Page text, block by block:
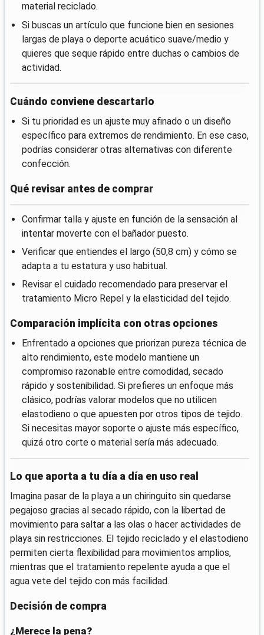
material reciclado.
Si buscas un artículo que funcione bien en sesiones
largas de playa o deporte acuático suave/medio y
quieres que seque rápido entre duchas o cambios de
actividad.
Cuándo conviene descartarlo
Si tu prioridad es un ajuste muy afinado o un diseño
específico para extremos de rendimiento. En ese caso,
podrías considerar otras alternativas con diferente
confección.
Qué revisar antes de comprar
Confirmar talla y ajuste en función de la sensación al
intentar moverte con el bañador puesto.
Verificar que entiendes el largo (50,8 cm) y cómo se
adapta a tu estatura y uso habitual.
Revisar el cuidado recomendado para preservar el
tratamiento Micro Repel y la elasticidad del tejido.
Comparación implícita con otras opciones
Enfrentado a opciones que priorizan pureza técnica de
alto rendimiento, este modelo mantiene un
compromiso razonable entre comodidad, secado
rápido y sostenibilidad. Si prefieres un enfoque más
clásico, podrías valorar modelos que no utilicen
elastodieno o que apuesten por otros tipos de tejido.
Si necesitas mayor soporte o ajuste más específico,
quizá otro corte o material sería más adecuado.
Lo que aporta a tu día a día en uso real
Imagina pasar de la playa a un chiringuito sin quedarse
pegajoso gracias al secado rápido, con la libertad de
movimiento para saltar a las olas o hacer actividades de
playa sin restricciones. El tejido reciclado y el elastodieno
permiten cierta flexibilidad para movimientos amplios,
mientras que el tratamiento repelente ayuda a que el
agua vete del tejido con más facilidad.
Decisión de compra
¿Merece la pena?